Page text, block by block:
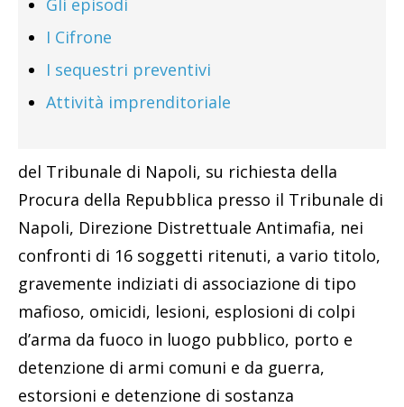
Gli episodi
I Cifrone
I sequestri preventivi
Attività imprenditoriale
del Tribunale di Napoli, su richiesta della
Procura della Repubblica presso il Tribunale di
Napoli, Direzione Distrettuale Antimafia, nei
confronti di 16 soggetti ritenuti, a vario titolo,
gravemente indiziati di associazione di tipo
mafioso, omicidi, lesioni, esplosioni di colpi
d’arma da fuoco in luogo pubblico, porto e
detenzione di armi comuni e da guerra,
estorsioni e detenzione di sostanza